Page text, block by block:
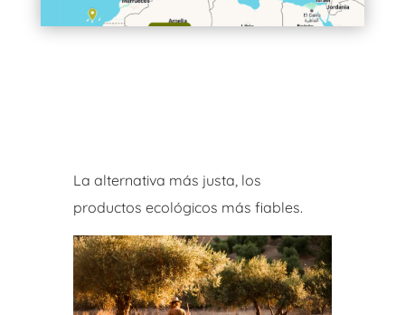
La alternativa más justa, los
productos ecológicos más fiables.